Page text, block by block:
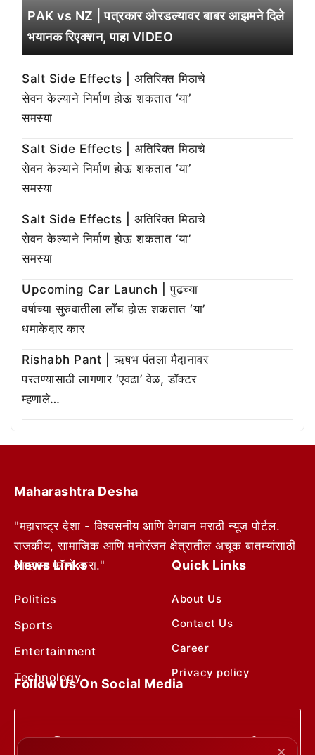
PAK vs NZ | पत्रकार ओरडल्यावर बाबर आझमने दिले
भयानक रिएक्शन, पाहा VIDEO
Salt Side Effects | अतिरिक्त मिठाचे
सेवन केल्याने निर्माण होऊ शकतात ‘या’
समस्या
Salt Side Effects | अतिरिक्त मिठाचे
सेवन केल्याने निर्माण होऊ शकतात ‘या’
समस्या
Salt Side Effects | अतिरिक्त मिठाचे
सेवन केल्याने निर्माण होऊ शकतात ‘या’
समस्या
Upcoming Car Launch | पुढच्या
वर्षाच्या सुरुवातीला लाँच होऊ शकतात ‘या’
धमाकेदार कार
Rishabh Pant | ऋषभ पंतला मैदानावर
परतण्यासाठी लागणार ‘एवढा’ वेळ, डॉक्टर
म्हणाले…
Maharashtra Desha
"महाराष्ट्र देशा - विश्वसनीय आणि वेगवान मराठी न्यूज पोर्टल.
राजकीय, सामाजिक आणि मनोरंजन क्षेत्रातील अचूक बातम्यांसाठी
आम्हाला फॉलो करा."
News Links
Politics
Sports
Entertainment
Technology
Quick Links
About Us
Contact Us
Career
Privacy policy
Follow Us On Social Media
✕